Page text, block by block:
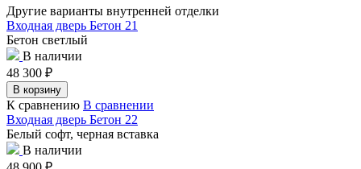
Другие варианты внутренней отделки
Входная дверь Бетон 21
Бетон светлый
В наличии
48 300 ₽
В корзину
К сравнению В сравнении
Входная дверь Бетон 22
Белый софт, черная вставка
В наличии